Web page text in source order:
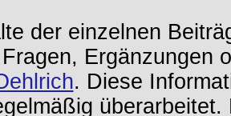
der einzelnen
Ergänzungen
. Diese